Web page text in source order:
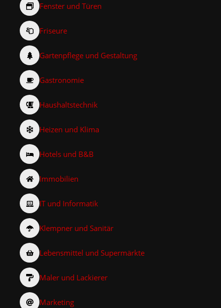
Fenster und Türen
Friseure
Gartenpflege und Gestaltung
Gastronomie
Haushaltstechnik
Heizen und Klima
Hotels und B&B
Immobilien
IT und Informatik
Klempner und Sanitär
Lebensmittel und Supermärkte
Maler und Lackierer
Marketing